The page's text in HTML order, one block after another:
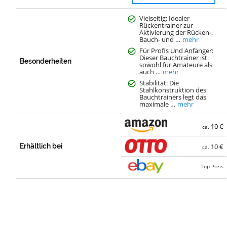
Besonderheiten
Vielseitig: Idealer
Rückentrainer zur
Aktivierung der Rücken-,
Bauch- und … mehr
Für Profis Und Anfänger:
Dieser Bauchtrainer ist
sowohl für Amateure als
auch … mehr
Stabilität: Die
Stahlkonstruktion des
Bauchtrainers legt das
maximale … mehr
Erhältlich bei
ca. 10 €
ca. 10 €
Top Preis